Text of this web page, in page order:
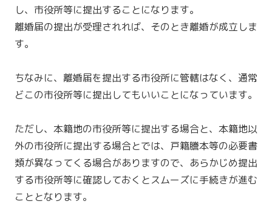
し、市役所等に提出することになります。
離婚届の提出が受理されれば、そのとき離婚が成立しま
す。
ちなみに、離婚届を提出する市役所に管轄はなく、通常
どこの市役所等に提出してもいいことになっています。
ただし、本籍地の市役所等に提出する場合と、本籍地以
外の市役所に提出する場合とでは、戸籍謄本等の必要書
類が異なってくる場合がありますので、あらかじめ提出
する市役所等に確認しておくとスムーズに手続きが進む
こととなります。